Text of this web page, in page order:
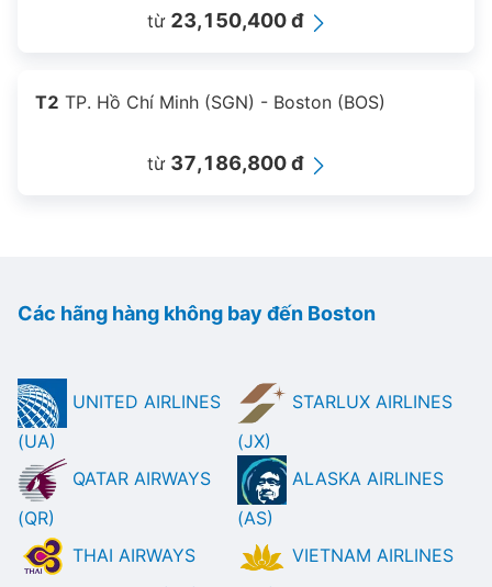
từ 23,150,400 đ
T2 TP. Hồ Chí Minh (SGN) - Boston (BOS)
từ 37,186,800 đ
Các hãng hàng không bay đến Boston
UNITED AIRLINES
(UA)
STARLUX AIRLINES
(JX)
QATAR AIRWAYS
(QR)
ALASKA AIRLINES
(AS)
THAI AIRWAYS
VIETNAM AIRLINES